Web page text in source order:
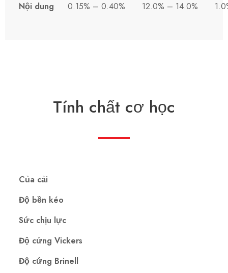
Nội dung
0.15% – 0.40% 12.0% – 14.0%
Tính chất cơ học
Của cải
Độ bền kéo
Sức chịu lực
Độ cứng Vickers
Độ cứng Brinell